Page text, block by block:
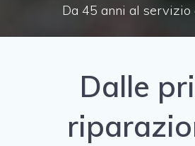
Da 45 anni al servizio
Dalle